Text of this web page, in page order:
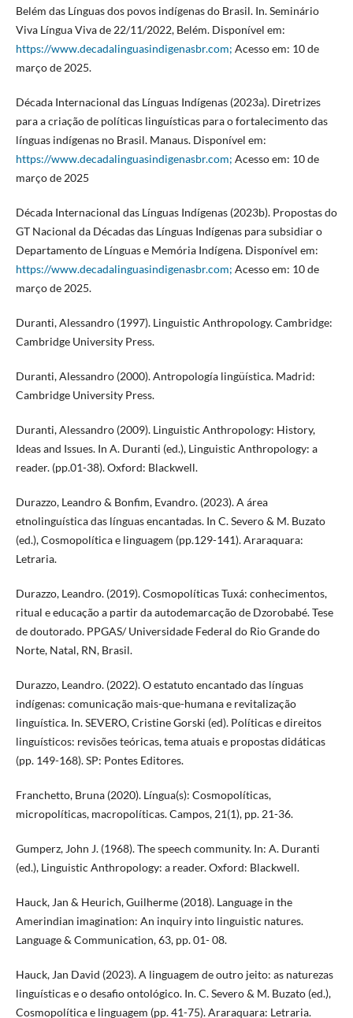
Belém das Línguas dos povos indígenas do Brasil. In. Seminário
Viva Língua Viva de 22/11/2022, Belém. Disponível em:
https://www.decadalinguasindigenasbr.com; Acesso em: 10 de
março de 2025.
Década Internacional das Línguas Indígenas (2023a). Diretrizes
para a criação de políticas linguísticas para o fortalecimento das
línguas indígenas no Brasil. Manaus. Disponível em:
https://www.decadalinguasindigenasbr.com; Acesso em: 10 de
março de 2025
Década Internacional das Línguas Indígenas (2023b). Propostas do
GT Nacional da Décadas das Línguas Indígenas para subsidiar o
Departamento de Línguas e Memória Indígena. Disponível em:
https://www.decadalinguasindigenasbr.com; Acesso em: 10 de
março de 2025.
Duranti, Alessandro (1997). Linguistic Anthropology. Cambridge:
Cambridge University Press.
Duranti, Alessandro (2000). Antropología lingüística. Madrid:
Cambridge University Press.
Duranti, Alessandro (2009). Linguistic Anthropology: History,
Ideas and Issues. In A. Duranti (ed.), Linguistic Anthropology: a
reader. (pp.01-38). Oxford: Blackwell.
Durazzo, Leandro & Bonfim, Evandro. (2023). A área
etnolinguística das línguas encantadas. In C. Severo & M. Buzato
(ed.), Cosmopolítica e linguagem (pp.129-141). Araraquara:
Letraria.
Durazzo, Leandro. (2019). Cosmopolíticas Tuxá: conhecimentos,
ritual e educação a partir da autodemarcação de Dzorobabé. Tese
de doutorado. PPGAS/ Universidade Federal do Rio Grande do
Norte, Natal, RN, Brasil.
Durazzo, Leandro. (2022). O estatuto encantado das línguas
indígenas: comunicação mais-que-humana e revitalização
linguística. In. SEVERO, Cristine Gorski (ed). Políticas e direitos
linguísticos: revisões teóricas, tema atuais e propostas didáticas
(pp. 149-168). SP: Pontes Editores.
Franchetto, Bruna (2020). Língua(s): Cosmopolíticas,
micropolíticas, macropolíticas. Campos, 21(1), pp. 21-36.
Gumperz, John J. (1968). The speech community. In: A. Duranti
(ed.), Linguistic Anthropology: a reader. Oxford: Blackwell.
Hauck, Jan & Heurich, Guilherme (2018). Language in the
Amerindian imagination: An inquiry into linguistic natures.
Language & Communication, 63, pp. 01- 08.
Hauck, Jan David (2023). A linguagem de outro jeito: as naturezas
linguísticas e o desafio ontológico. In. C. Severo & M. Buzato (ed.),
Cosmopolítica e linguagem (pp. 41-75). Araraquara: Letraria.